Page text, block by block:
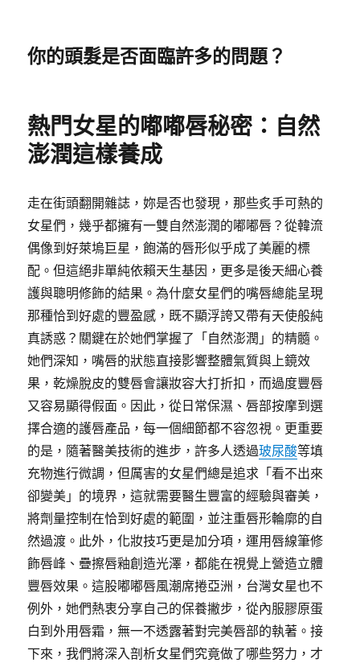
你的頭髮是否面臨許多的問題？
熱門女星的嘟嘟唇秘密：自然
澎潤這樣養成
走在街頭翻開雜誌，妳是否也發現，那些炙手可熱的
女星們，幾乎都擁有一雙自然澎潤的嘟嘟唇？從韓流
偶像到好萊塢巨星，飽滿的唇形似乎成了美麗的標
配。但這絕非單純依賴天生基因，更多是後天細心養
護與聰明修飾的結果。為什麼女星們的嘴唇總能呈現
那種恰到好處的豐盈感，既不顯浮誇又帶有天使般純
真誘惑？關鍵在於她們掌握了「自然澎潤」的精髓。
她們深知，嘴唇的狀態直接影響整體氣質與上鏡效
果，乾燥脫皮的雙唇會讓妝容大打折扣，而過度豐唇
又容易顯得假面。因此，從日常保濕、唇部按摩到選
擇合適的護唇產品，每一個細節都不容忽視。更重要
的是，隨著醫美技術的進步，許多人透過玻尿酸等填
充物進行微調，但厲害的女星們總是追求「看不出來
卻變美」的境界，這就需要醫生豐富的經驗與審美，
將劑量控制在恰到好處的範圍，並注重唇形輪廓的自
然過渡。此外，化妝技巧更是加分項，運用唇線筆修
飾唇峰、疊擦唇釉創造光澤，都能在視覺上營造立體
豐唇效果。這股嘟嘟唇風潮席捲亞洲，台灣女星也不
例外，她們熱衷分享自己的保養撇步，從內服膠原蛋
白到外用唇霜，無一不透露著對完美唇部的執著。接
下來，我們將深入剖析女星們究竟做了哪些努力，才